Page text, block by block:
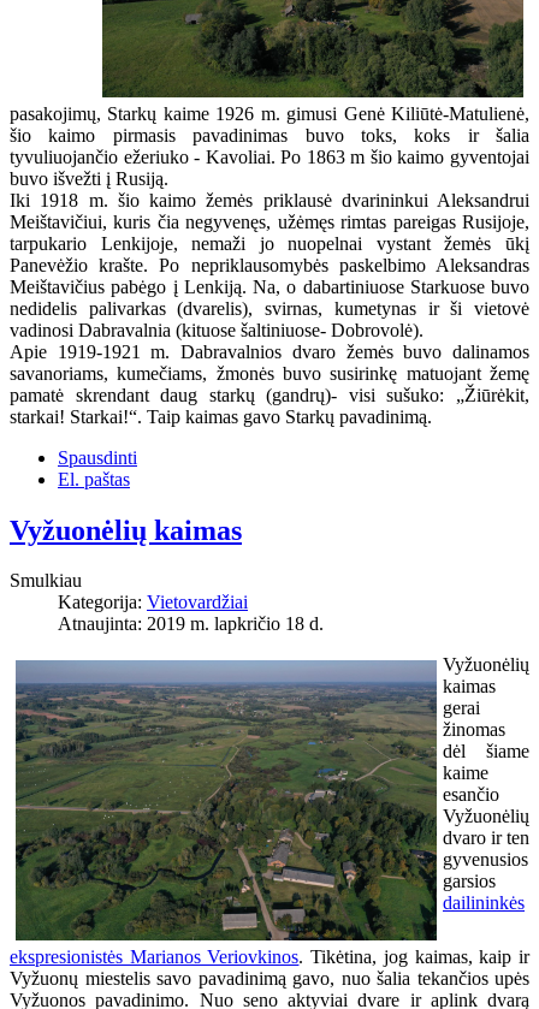
pasakojimų, Starkų kaime 1926 m. gimusi Genė Kiliūtė-Matulienė,
šio kaimo pirmasis pavadinimas buvo toks, koks ir šalia
tyvuliuojančio ežeriuko - Kavoliai. Po 1863 m šio kaimo gyventojai
buvo išvežti į Rusiją.
Iki 1918 m. šio kaimo žemės priklausė dvarininkui Aleksandrui
Meištavičiui, kuris čia negyvenęs, užėmęs rimtas pareigas Rusijoje,
tarpukario Lenkijoje, nemaži jo nuopelnai vystant žemės ūkį
Panevėžio krašte. Po nepriklausomybės paskelbimo Aleksandras
Meištavičius pabėgo į Lenkiją. Na, o dabartiniuose Starkuose buvo
nedidelis palivarkas (dvarelis), svirnas, kumetynas ir ši vietovė
vadinosi Dabravalnia (kituose šaltiniuose- Dobrovolė).
Apie 1919-1921 m. Dabravalnios dvaro žemės buvo dalinamos
savanoriams, kumečiams, žmonės buvo susirinkę matuojant žemę
pamatė skrendant daug starkų (gandrų)- visi sušuko: „Žiūrėkit,
starkai! Starkai!“. Taip kaimas gavo Starkų pavadinimą.
Spausdinti
El. paštas
Vyžuonėlių kaimas
Smulkiau
Kategorija: Vietovardžiai
Atnaujinta: 2019 m. lapkričio 18 d.
Vyžuonėlių
kaimas
gerai
žinomas
dėl šiame
kaime
esančio
Vyžuonėlių
dvaro ir ten
gyvenusios
garsios
dailininkės
ekspresionistės Marianos Veriovkinos. Tikėtina, jog kaimas, kaip ir
Vyžuonų miestelis savo pavadinimą gavo, nuo šalia tekančios upės
Vyžuonos pavadinimo. Nuo seno aktyviai dvare ir aplink dvarą